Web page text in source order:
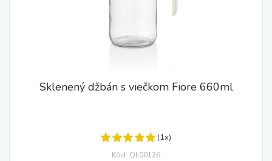
Sklenený džbán s viečkom Fiore 660ml
(1x)
Kód: QL00126